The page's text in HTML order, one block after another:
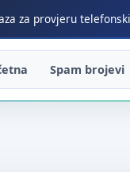
za provjeru
Spam brojevi